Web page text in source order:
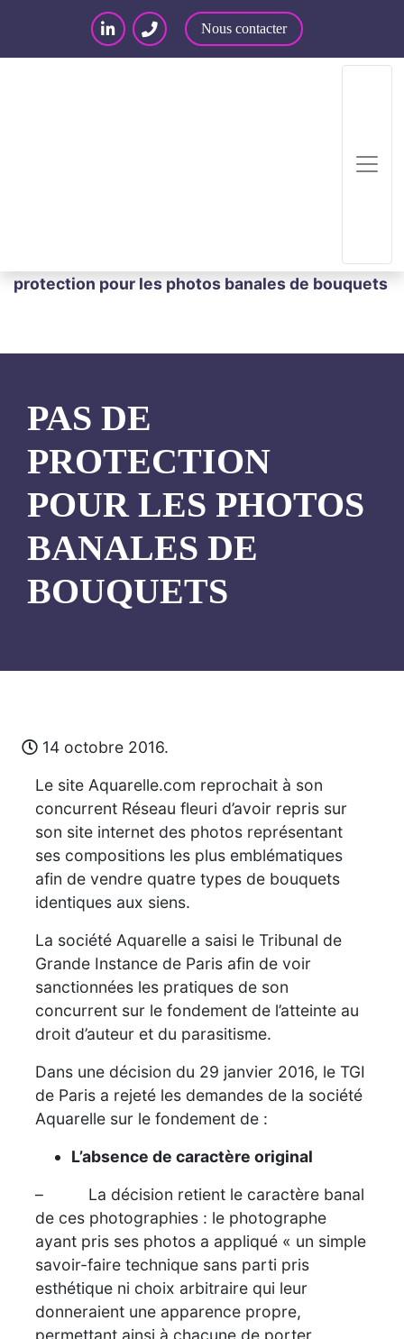
Nous contacter
protection pour les photos banales de bouquets
PAS DE
PROTECTION
POUR LES PHOTOS
BANALES DE
BOUQUETS
14 octobre 2016.
Le site Aquarelle.com reprochait à son
concurrent Réseau fleuri d’avoir repris sur
son site internet des photos représentant
ses compositions les plus emblématiques
afin de vendre quatre types de bouquets
identiques aux siens.
La société Aquarelle a saisi le Tribunal de
Grande Instance de Paris afin de voir
sanctionnées les pratiques de son
concurrent sur le fondement de l’atteinte au
droit d’auteur et du parasitisme.
Dans une décision du 29 janvier 2016, le TGI
de Paris a rejeté les demandes de la société
Aquarelle sur le fondement de :
L’absence de caractère original
– La décision retient le caractère banal
de ces photographies : le photographe
ayant pris ses photos a appliqué « un simple
savoir-faire technique sans parti pris
esthétique ni choix arbitraire qui leur
donneraient une apparence propre,
permettant ainsi à chacune de porter